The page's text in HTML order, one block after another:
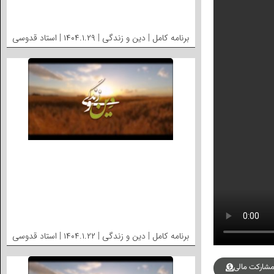
مشارکت مالی
برنامه کامل | دین و زندگی | ۱۴۰۴.۱.۲۹ | استاد قدوسی
برنامه کامل | دین و زندگی | ۱۴۰۴.۱.۲۲ | استاد قدوسی